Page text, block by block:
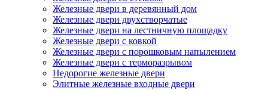
Железные двери в деревянный дом
Железные двери двухстворчатые
Железные двери на лестничную площадку
Железные двери с ковкой
Железные двери с порошковым напылением
Железные двери с терморазрывом
Недорогие железные двери
Элитные железные входные двери